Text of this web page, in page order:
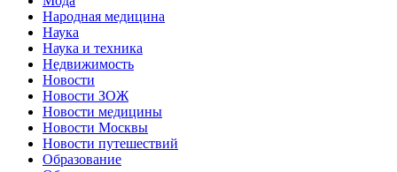
Народная медицина
Наука
Наука и техника
Недвижимость
Новости
Новости ЗОЖ
Новости медицины
Новости Москвы
Новости путешествий
Образование